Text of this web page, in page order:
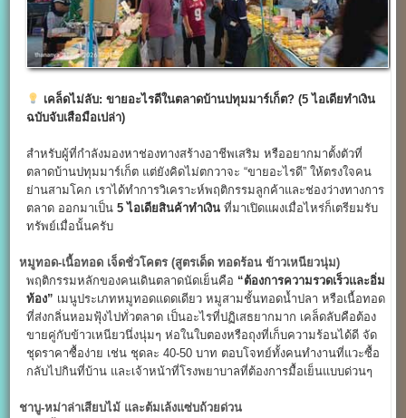
เคล็ดไม่ลับ: ขายอะไรดีในตลาดบ้านปทุมมาร์เก็ต? (5ไอเดียทำเงิน
ฉบับจับเสือมือเปล่า)
สำหรับผู้ที่กำลังมองหาช่องทางสร้างอาชีพเสริม หรืออยากมาตั้งตัวที่
ตลาดบ้านปทุมมาร์เก็ต แต่ยังคิดไม่ตกวาจะ “ขายอะไรดี” ให้ตรงใจคน
ย่านสามโคก เราได้ทำการวิเคราะห์พฤติกรรมลูกค้าและช่องว่างทางการ
ตลาด ออกมาเป็น5ไอเดียสินค้าทำเงิน ที่มาเปิดแผงเมื่อไหร่ก็เตรียมรับ
ทรัพย์เมื่อนั้นครับ
หมูทอด-เนื้อทอด เจ็ดชั่วโคตร (สูตรเด็ด ทอดร้อน ข้าวเหนียวนุ่ม)
พฤติกรรมหลักของคนเดินตลาดนัดเย็นคือ “ต้องการความรวดเร็วและอิ่ม
ท้อง” เมนูประเภทหมูทอดแดดเดียว หมูสามชั้นทอดน้ำปลา หรือเนื้อทอด
ที่ส่งกลิ่นหอมฟุ้งไปทั่วตลาด เป็นอะไรที่ปฏิเสธยากมาก เคล็ดลับคือต้อง
ขายคู่กับข้าวเหนียวนึ่งนุ่มๆ ห่อในใบตองหรือถุงที่เก็บความร้อนได้ดี จัด
ชุดราคาซื้อง่าย เช่น ชุดละ 40-50 บาท ตอบโจทย์ทั้งคนทำงานที่แวะซื้อ
กลับไปกินที่บ้าน และเจ้าหน้าที่โรงพยาบาลที่ต้องการมื้อเย็นแบบด่วนๆ
ชาบู-หม่าล่าเสียบไม้ และต้มเล้งแซ่บถ้วยด่วน